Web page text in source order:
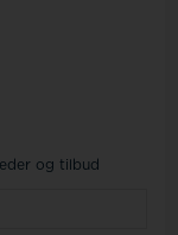
og tilbud